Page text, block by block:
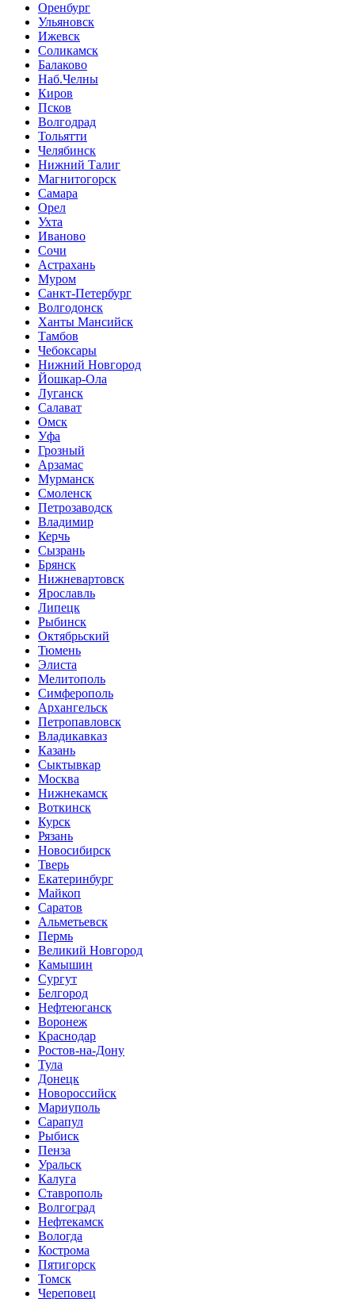
Оренбург
Ульяновск
Ижевск
Соликамск
Балаково
Наб.Челны
Киров
Псков
Волгодрад
Тольятти
Челябинск
Нижний Талиг
Магнитогорск
Самара
Орел
Ухта
Иваново
Сочи
Астрахань
Муром
Санкт-Петербург
Волгодонск
Ханты Мансийск
Тамбов
Чебоксары
Нижний Новгород
Йошкар-Ола
Луганск
Салават
Омск
Уфа
Грозный
Арзамас
Мурманск
Смоленск
Петрозаводск
Владимир
Керчь
Сызрань
Брянск
Нижневартовск
Ярославль
Липецк
Рыбинск
Октябрьский
Тюмень
Элиста
Мелитополь
Симферополь
Архангельск
Петропавловск
Владикавказ
Казань
Сыктывкар
Москва
Нижнекамск
Воткинск
Курск
Рязань
Новосибирск
Тверь
Екатеринбург
Майкоп
Саратов
Альметьевск
Пермь
Великий Новгород
Камышин
Сургут
Белгород
Нефтеюганск
Воронеж
Краснодар
Ростов-на-Дону
Тула
Донецк
Новороссийск
Мариуполь
Сарапул
Рыбиск
Пенза
Уральск
Калуга
Ставрополь
Волгоград
Нефтекамск
Вологда
Кострома
Пятигорск
Томск
Череповец